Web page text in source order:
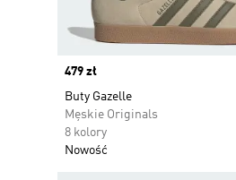
Price
479 zł
Buty Gazelle
Męskie Originals
8 kolory
Nowość